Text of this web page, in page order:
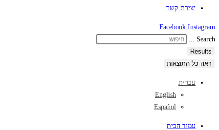
יצירת קשר
Facebook Instagram
Search ...
Results
ראה כל התוצאות
עברית
English
Español
עמוד הבית